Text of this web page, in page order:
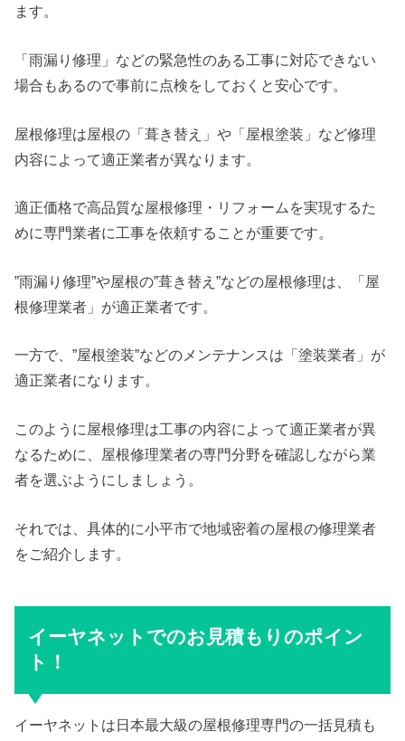
ます。
「雨漏り修理」などの緊急性のある工事に対応できない
場合もあるので事前に点検をしておくと安心です。
屋根修理は屋根の「葺き替え」や「屋根塗装」など修理
内容によって適正業者が異なります。
適正価格で高品質な屋根修理・リフォームを実現するた
めに専門業者に工事を依頼することが重要です。
”雨漏り修理”や屋根の”葺き替え”などの屋根修理は、「屋
根修理業者」が適正業者です。
一方で、”屋根塗装”などのメンテナンスは「塗装業者」が
適正業者になります。
このように屋根修理は工事の内容によって適正業者が異
なるために、屋根修理業者の専門分野を確認しながら業
者を選ぶようにしましょう。
それでは、具体的に小平市で地域密着の屋根の修理業者
をご紹介します。
イーヤネットでのお見積もりのポイン
ト！
イーヤネットは日本最大級の屋根修理専門の一括見積も